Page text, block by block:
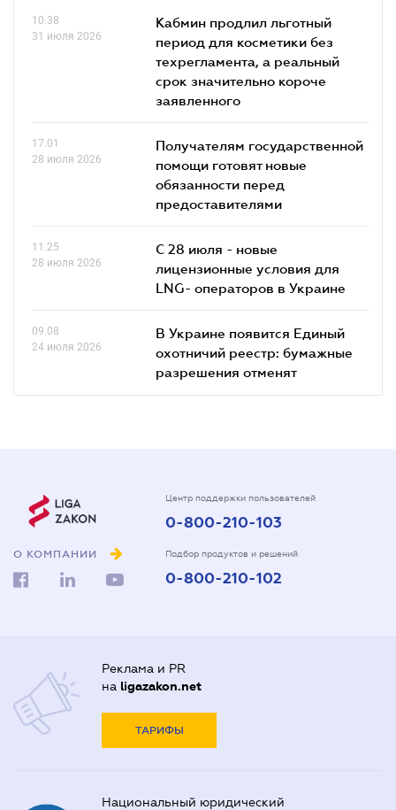
10.38
31 июля 2026
Кабмин продлил льготный
период для косметики без
техрегламента, а реальный
срок значительно короче
заявленного
17.01
28 июля 2026
Получателям государственной
помощи готовят новые
обязанности перед
предоставителями
11.25
28 июля 2026
С 28 июля - новые
лицензионные условия для
LNG- операторов в Украине
09.08
24 июля 2026
В Украине появится Единый
охотничий реестр: бумажные
разрешения отменят
О КОМПАНИИ
Центр поддержки пользователей
0-800-210-103
Подбор продуктов и решений
0-800-210-102
Реклама и PR
на ligazakon.net
ТАРИФЫ
Национальный юридический